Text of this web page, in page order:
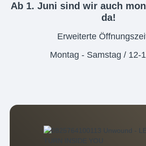
Ab 1. Juni sind wir auch
da!
Erweiterte
Montag - Samstag / 12-
Slide {current} von {total} wird angezeigt